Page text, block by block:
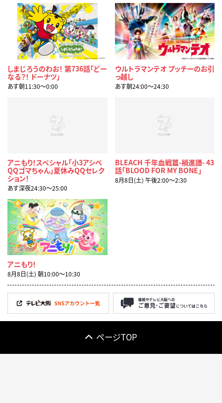
しまじろうのわお！ 第736話「どー
なる？！ ドーナツ」
あす朝11:30〜0:00
ウルトラマンテオ プッチーのお引
っ越し
あす朝24:00〜24:30
アニもり！スペシャル「小3アシベ
QQゴマちゃん」夏休みQQセレク
ション！
あす深夜24:30〜25:00
BLEACH 千年血戦篇-禍進譚- 43
話「BLOOD FOR MY BONE」
8月8日(土) 午後2:00〜2:30
アニもり！
8月8日(土) 朝10:00〜10:30
ページTOP